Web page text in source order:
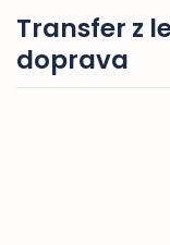
Transfer z
doprava